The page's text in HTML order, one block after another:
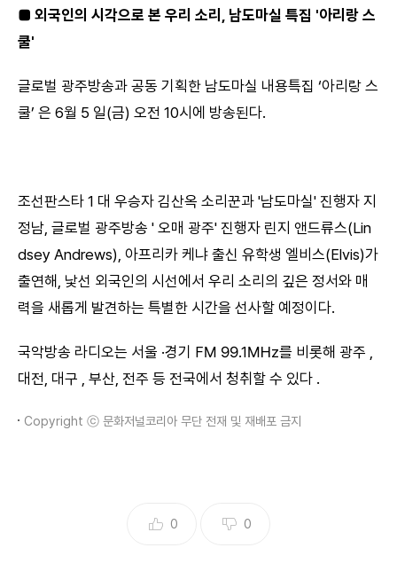
■ 외국인의 시각으로 본 우리 소리, 남도마실 특집 '아리랑 스
쿨'
글로벌 광주방송과 공동 기획한 남도마실 내용특집 ‘아리랑 스
쿨’ 은 6월 5 일(금) 오전 10시에 방송된다.
조선판스타 1 대 우승자 김산옥 소리꾼과 '남도마실' 진행자 지
정남, 글로벌 광주방송 ' 오매 광주' 진행자 린지 앤드류스(Lin
dsey Andrews), 아프리카 케냐 출신 유학생 엘비스(Elvis)가
출연해, 낯선 외국인의 시선에서 우리 소리의 깊은 정서와 매
력을 새롭게 발견하는 특별한 시간을 선사할 예정이다.
국악방송 라디오는 서울 ·경기 FM 99.1MHz를 비롯해 광주 ,
대전, 대구 , 부산, 전주 등 전국에서 청취할 수 있다 .
Copyright ⓒ 문화저널코리아 무단 전재 및 재배포 금지
0 0